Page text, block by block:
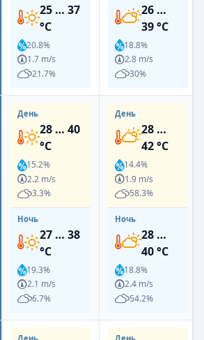
25 … 37
°C
20.8%
1.7 m/s
21.7%
26 …
39 °C
18.8%
2.8 m/s
30%
День
28 … 40
°C
15.2%
2.2 m/s
3.3%
Ночь
27 … 38
°C
19.3%
2.1 m/s
6.7%
День
28 …
42 °C
14.4%
1.9 m/s
58.3%
Ночь
28 …
40 °C
18.8%
2.4 m/s
54.2%